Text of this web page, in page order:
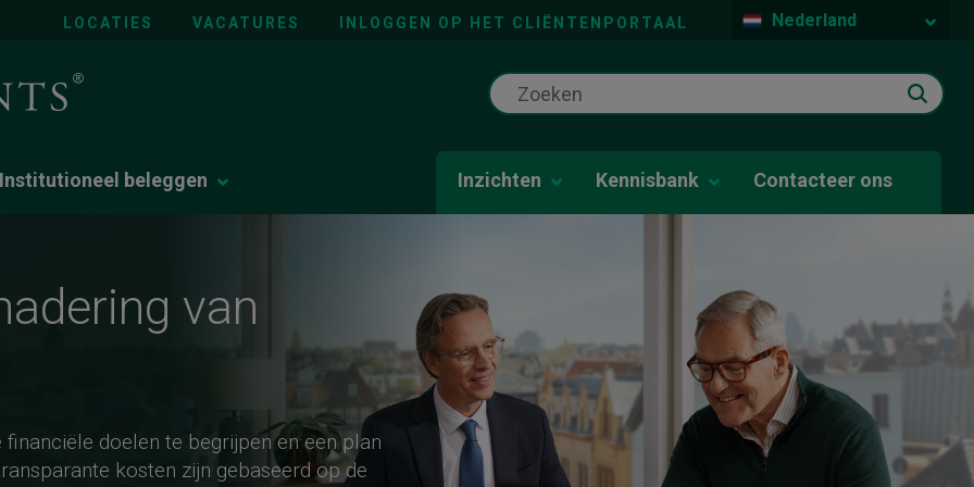
LOCATIES VACATURES INLOGGEN OP HET CLIËNTENPORTAAL Nederland
Institutioneel beleggen Inzichten Kennisbank Contacteer ons
van Ken